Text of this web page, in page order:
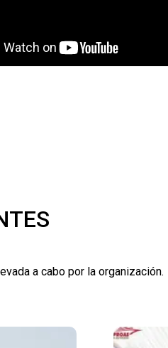
a cabo por la organización.